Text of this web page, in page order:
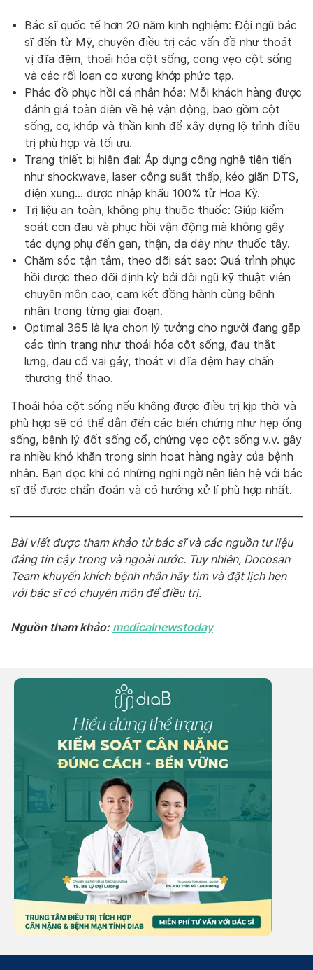
Bác sĩ quốc tế hơn 20 năm kinh nghiệm: Đội ngũ bác
sĩ đến từ Mỹ, chuyên điều trị các vấn đề như thoát
vị đĩa đệm, thoái hóa cột sống, cong vẹo cột sống
và các rối loạn cơ xương khớp phức tạp.
Phác đồ phục hồi cá nhân hóa: Mỗi khách hàng được
đánh giá toàn diện về hệ vận động, bao gồm cột
sống, cơ, khớp và thần kinh để xây dựng lộ trình điều
trị phù hợp và tối ưu.
Trang thiết bị hiện đại: Áp dụng công nghệ tiên tiến
như shockwave, laser công suất thấp, kéo giãn DTS,
điện xung… được nhập khẩu 100% từ Hoa Kỳ.
Trị liệu an toàn, không phụ thuộc thuốc: Giúp kiểm
soát cơn đau và phục hồi vận động mà không gây
tác dụng phụ đến gan, thận, dạ dày như thuốc tây.
Chăm sóc tận tâm, theo dõi sát sao: Quá trình phục
hồi được theo dõi định kỳ bởi đội ngũ kỹ thuật viên
chuyên môn cao, cam kết đồng hành cùng bệnh
nhân trong từng giai đoạn.
Optimal 365 là lựa chọn lý tưởng cho người đang gặp
các tình trạng như thoái hóa cột sống, đau thắt
lưng, đau cổ vai gáy, thoát vị đĩa đệm hay chấn
thương thể thao.
Thoái hóa cột sống nếu không được điều trị kịp thời và
phù hợp sẽ có thể dẫn đến các biến chứng như hẹp ống
sống, bệnh lý đốt sống cổ, chứng vẹo cột sống v.v. gây
ra nhiều khó khăn trong sinh hoạt hàng ngày của bệnh
nhân. Bạn đọc khi có những nghi ngờ nên liên hệ với bác
sĩ để được chẩn đoán và có hướng xử lí phù hợp nhất.
Bài viết được tham khảo từ bác sĩ và các nguồn tư liệu
đáng tin cậy trong và ngoài nước. Tuy nhiên, Docosan
Team khuyến khích bệnh nhân hãy tìm và đặt lịch hẹn
với bác sĩ có chuyên môn để điều trị.
Nguồn tham khảo: medicalnewstoday